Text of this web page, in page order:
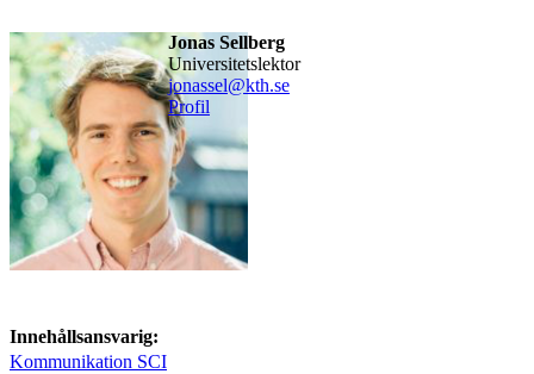
Jonas Sellberg
universitetslektor
jonassel@kth.se
Profil
Innehållsansvarig:
Kommunikation SCI